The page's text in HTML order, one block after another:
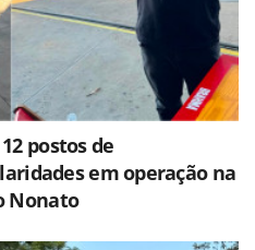
postos de
em operação na
Nonato